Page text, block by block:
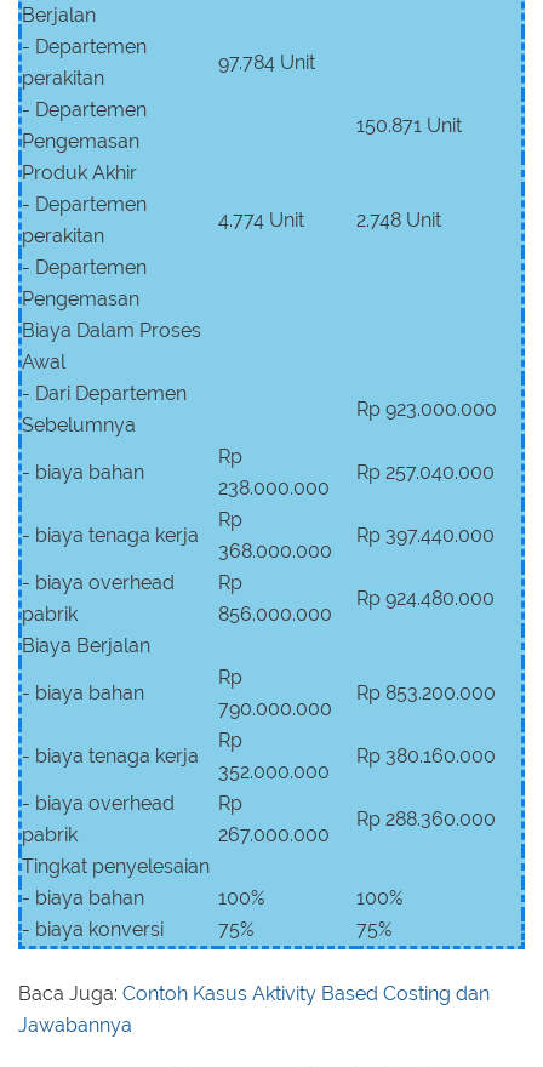
Berjalan
- Departemen
perakitan
97.784 Unit
- Departemen
Pengemasan
150.871 Unit
Produk Akhir
- Departemen
perakitan
4.774 Unit 2.748 Unit
- Departemen
Pengemasan
Biaya Dalam Proses
Awal
- Dari Departemen
Sebelumnya
Rp 923.000.000
- biaya bahan
Rp
238.000.000
Rp 257.040.000
- biaya tenaga kerja
Rp
368.000.000
Rp 397.440.000
- biaya overhead
pabrik
Rp
856.000.000
Rp 924.480.000
Biaya Berjalan
- biaya bahan
Rp
790.000.000
Rp 853.200.000
- biaya tenaga kerja
Rp
352.000.000
Rp 380.160.000
- biaya overhead
pabrik
Rp
267.000.000
Rp 288.360.000
Tingkat penyelesaian
- biaya bahan
100%
100%
- biaya konversi
75% 75%
Baca Juga: Contoh Kasus Aktivity Based Costing dan
Jawabannya